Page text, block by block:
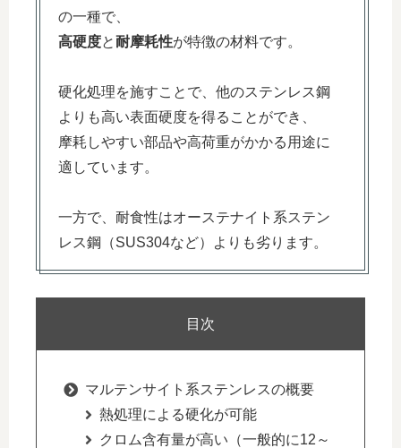
の一種で、
高硬度と耐摩耗性が特徴の材料です。
硬化処理を施すことで、他のステンレス鋼
よりも高い表面硬度を得ることができ、
摩耗しやすい部品や高荷重がかかる用途に
適しています。
一方で、耐食性はオーステナイト系ステン
レス鋼（SUS304など）よりも劣ります。
目次
マルテンサイト系ステンレスの概要
熱処理による硬化が可能
クロム含有量が高い（一般的に12～